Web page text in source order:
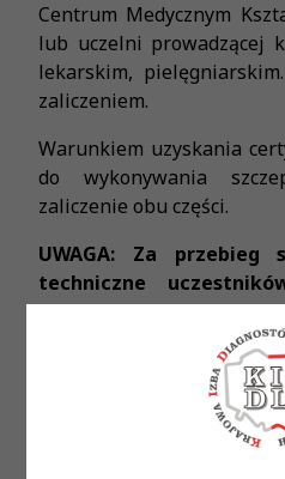
Centrum Medycznym
lub uczelni prowadzącej
lekarskim,
zaliczeniem.
Warunkiem uzyskania
do wykonywania
zaliczenie obu części.
UWAGA: Za przebieg
techniczne
które będzie
osobami, które zgłosiły
Wszystkie osoby, które